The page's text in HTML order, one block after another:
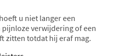
u niet langer een
verwijdering of een
zitten totdat hij eraf mag.